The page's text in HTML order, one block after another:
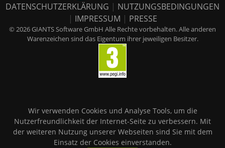
DATENSCHUTZERKLÄRUNG | NUTZUNGSBEDINGUNGEN
| IMPRESSUM | PRESSE
© 2026 GIANTS Software GmbH Alle Rechte vorbehalten. Alle anderen
Warenzeichen sind das Eigentum ihrer jeweiligen Besitzer.
Wir verwenden Cookies und Analyse Tools, um die
Nutzerfreundlichkeit der Internet-Seite zu verbessern. Mit
der weiteren Nutzung unserer Webseiten sind Sie mit dem
Einsatz der Cookies einverstanden.